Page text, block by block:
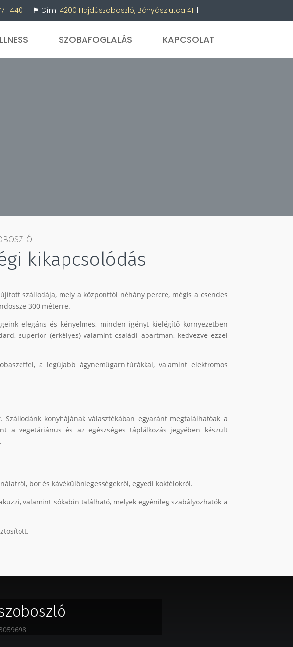
1440 ⚑ Cím: 4200 Hajdúszoboszló, Bányász utca 41.
SZOBAFOGLALÁS KAPCSOLAT
kikapcsolódás
szállodája, mely a központtól néhány percre, mégis a csendes
300 méterre.
elegáns és kényelmes, minden igényt kielégítő környezetben
superior (erkélyes) valamint családi apartman, kedvezve ezzel
a legújabb ágyneműgarnitúrákkal, valamint elektromos
konyhájának választékában egyaránt megtalálhatóak a
a vegetáriánus és az egészséges táplálkozás jegyében készült
bor és kávékülönlegességekről, egyedi koktélokról.
valamint sókabin található, melyek egyénileg szabályozhatók a